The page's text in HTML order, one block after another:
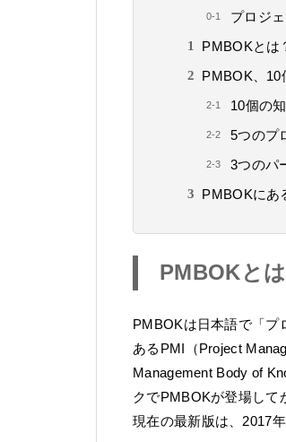
プロジ
PMBOKとは
PMBOK、10
10個の
5つのプ
3つのパ
PMBOKにあ
PMBOKとは
PMBOKは日本語で「プ
あるPMI（Project
Management Body of
クでPMBOKが登場して
現在の最新版は、2017